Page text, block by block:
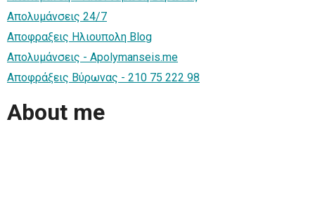
Απολυμάνσεις 24/7
Αποφραξεις Ηλιουπολη Blog
Απολυμάνσεις - Apolymanseis.me
Αποφράξεις Βύρωνας - 210 75 222 98
About me